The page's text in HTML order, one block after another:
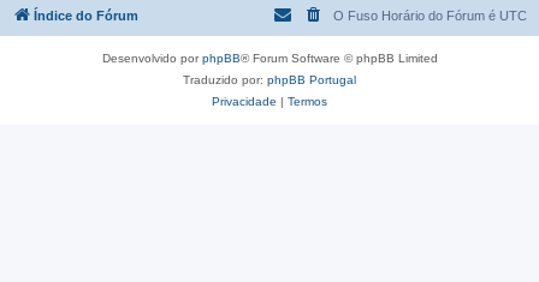
Índice do Fórum O Fuso Horário do Fórum é UTC
Desenvolvido porphpBB® Forum Software © phpBB Limited
Traduzido por: phpBB Portugal
Privacidade | Termos